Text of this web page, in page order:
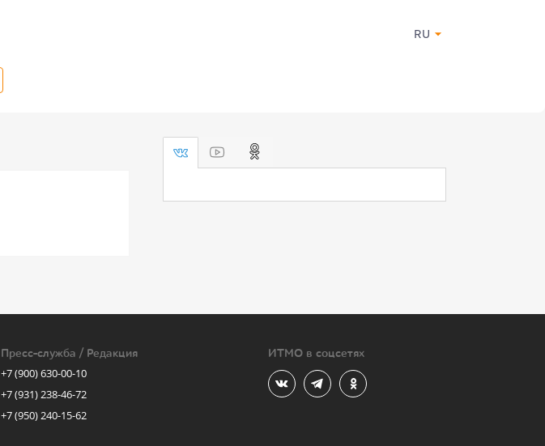
RU
Пресс-служба / Редакция
+7 (900) 630-00-10
+7 (931) 238-46-72
+7 (950) 240-15-62
ИТМО в соцсетях